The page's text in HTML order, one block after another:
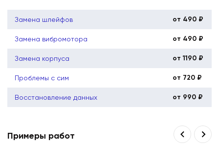
Замена шлейфов от 490 ₽
Замена вибромотора от 490 ₽
Замена корпуса от 1190 ₽
Проблемы с сим от 720 ₽
Восстановление данных от 990 ₽
Примеры работ